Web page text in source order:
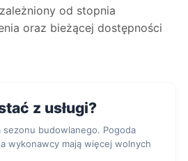
od stopnia
oraz bieżącej dostępności
z usługi?
budowlanego. Pogoda
wykonawcy mają więcej wolnych